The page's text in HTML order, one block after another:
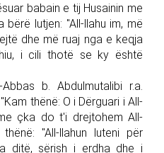
babain e tij Husainin me
lutjen: "All-llahu im, më
dhe më ruaj nga e keqja
i cili thotë se ky është
b. Abdulmutalibi r.a.
thënë: O i Dër­guari i All-
çka do t'i drejtohem All-
"All-lla­hun luteni për
ditë, sërish i erdha dhe i